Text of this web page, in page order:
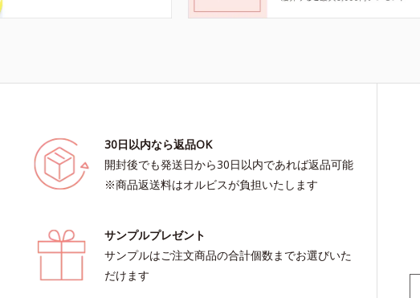
30日以内なら返品OK
開封後でも発送日から30日以内であれば返品可能
※商品返送料はオルビスが負担いたします
サンプルプレゼント
サンプルはご注文商品の合計個数までお選びいた
だけます